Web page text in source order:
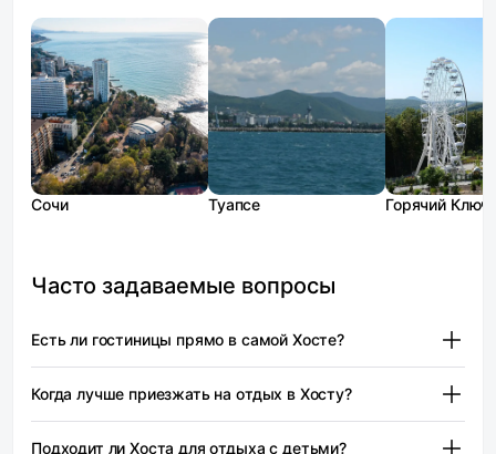
Сочи Туапсе Горячий Ключ
Часто задаваемые вопросы
Есть ли гостиницы прямо в самой Хосте?
с адресом «посёлок Хоста». Из подтверждённых
вариантов есть апарт‑формат на улице Ручей Видный —
стоимость начинается от 3 750 ₽.
Когда лучше приезжать на отдых в Хосту?
Подходит ли Хоста для отдыха с детьми?